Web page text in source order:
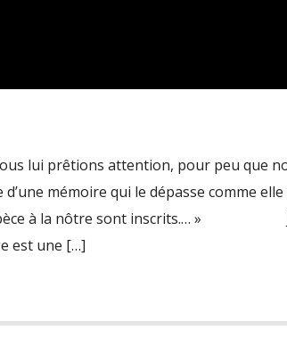
lui prêtions attention, pour peu que
mémoire qui le dépasse comme
à la nôtre sont inscrits.… »
est une […]